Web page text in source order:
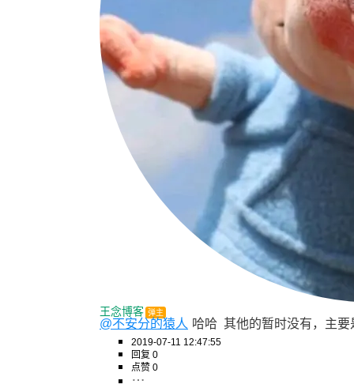
王念博客 弹主
@不安分的猿人 哈哈  其他的暂时没有，主
2019-07-11 12:47:55
回复 0
点赞 0